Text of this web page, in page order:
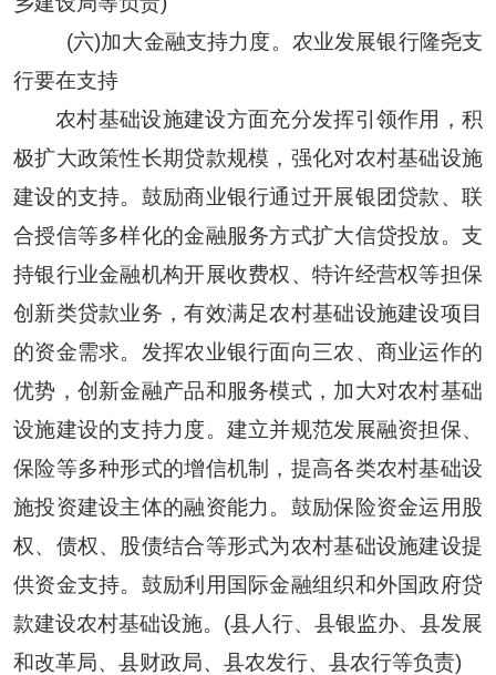
(六)加大金融支持力度。农业发展银行隆尧支
行要在支持
农村基础设施建设方面充分发挥引领作用，积
极扩大政策性长期贷款规模，强化对农村基础设施
建设的支持。鼓励商业银行通过开展银团贷款、联
合授信等多样化的金融服务方式扩大信贷投放。支
持银行业金融机构开展收费权、特许经营权等担保
创新类贷款业务，有效满足农村基础设施建设项目
的资金需求。发挥农业银行面向三农、商业运作的
优势，创新金融产品和服务模式，加大对农村基础
设施建设的支持力度。建立并规范发展融资担保、
保险等多种形式的增信机制，提高各类农村基础设
施投资建设主体的融资能力。鼓励保险资金运用股
权、债权、股债结合等形式为农村基础设施建设提
供资金支持。鼓励利用国际金融组织和外国政府贷
款建设农村基础设施。(县人行、县银监办、县发展
和改革局、县财政局、县农发行、县农行等负责)